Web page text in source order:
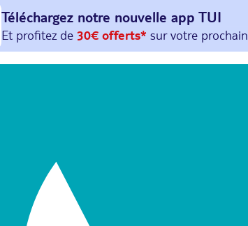
Téléchargez notre nouvelle app TUI
Et profitez de 30€ offerts* sur votre prochain
avec le code :HAPPYAPP